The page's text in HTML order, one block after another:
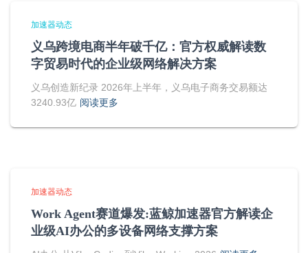
加速器动态
义乌跨境电商半年破千亿：官方权威解读数
字贸易时代的企业级网络解决方案
义乌创造新纪录 2026年上半年，义乌电子商务交易额达
3240.93亿 阅读更多
加速器动态
Work Agent赛道爆发:蓝鲸加速器官方解读企
业级AI办公的多设备网络支撑方案